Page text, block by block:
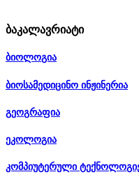
ბაკალავრიატი
ბიოლოგია
ბიოსამედიცინო ინჟინერია
გეოგრაფია
ეკოლოგია
კომპიუტერული